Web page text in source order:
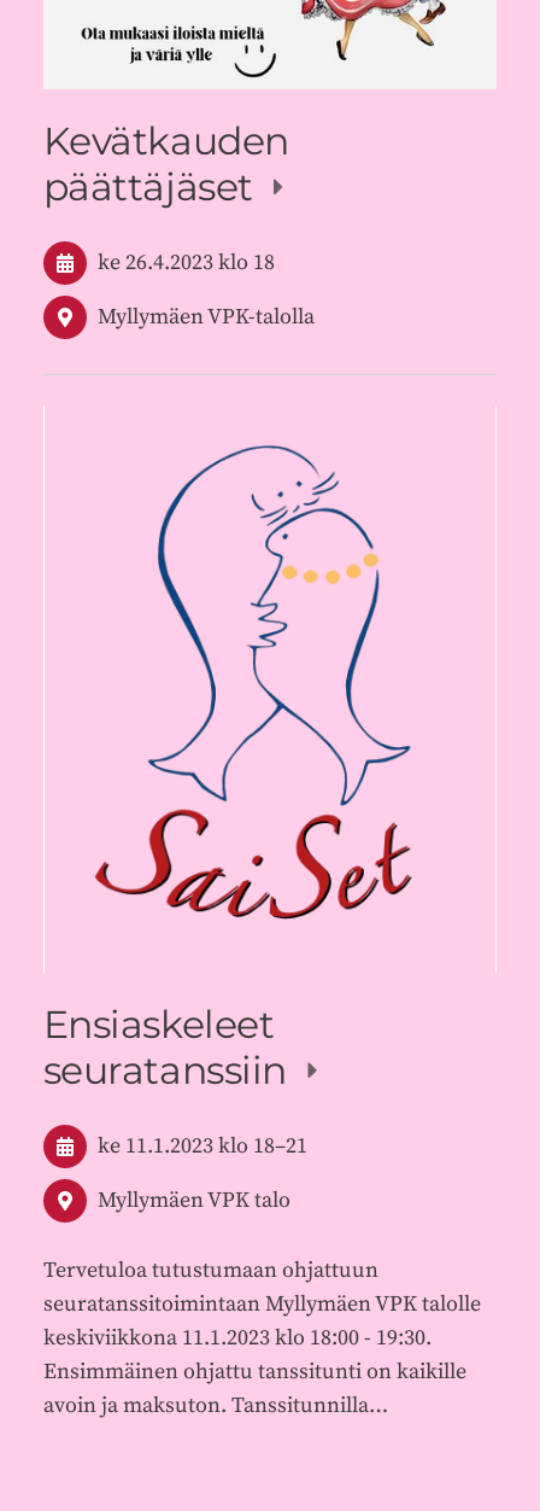
Kevätkauden
päättäjäset
ke 26.4.2023klo 18
Myllymäen VPK-talolla
Ensiaskeleet
seuratanssiin
ke 11.1.2023klo 18–21
Myllymäen VPK talo
Tervetuloa tutustumaan ohjattuun
seuratanssitoimintaan Myllymäen VPK talolle
keskiviikkona 11.1.2023 klo 18:00 - 19:30.
Ensimmäinen ohjattu tanssitunti on kaikille
avoin ja maksuton. Tanssitunnilla…